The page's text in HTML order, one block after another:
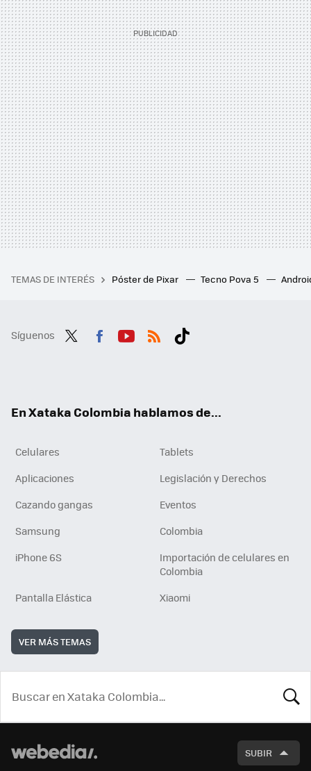
TEMAS DE INTERÉS Póster de Pixar Tecno Pova 5
Síguenos
En Xataka Colombia hablamos de...
Celulares
Tablets
Aplicaciones
Legislación y Derechos
Cazando gangas
Eventos
Samsung
Colombia
iPhone 6S
Importación de celulares en
Colombia
Pantalla Elástica
Xiaomi
VER MÁS TEMAS
SUBIR